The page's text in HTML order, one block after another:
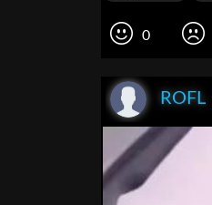
0
ROFL